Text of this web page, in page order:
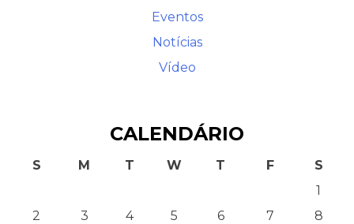
Eventos
Notícias
Vídeo
CALENDÁRIO
S M T W T F
S
1
2
3 4 5 6 7
8